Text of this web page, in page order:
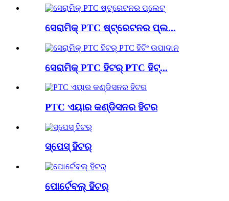
ସେରାମିକ୍ PTC ଷ୍ଟ୍ରେଟନର ପ୍ଲ...
ସେରାମିକ୍ PTC ହିଟର୍ PTC ହିଟ୍...
PTC ଏୟାର କଣ୍ଡିସନର ହିଟର
ସ୍ପେସ୍ ହିଟର୍
ପୋର୍ଟେବଲ୍ ହିଟର୍